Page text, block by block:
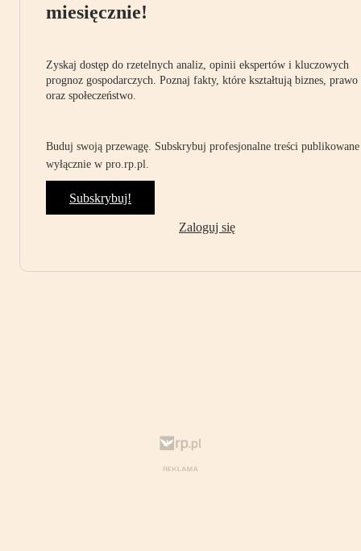
miesięcznie!
Zyskaj dostęp do rzetelnych analiz, opinii ekspertów i kluczowych
prognoz gospodarczych. Poznaj fakty, które kształtują biznes, prawo
oraz społeczeństwo.
Buduj swoją przewagę. Subskrybuj profesjonalne treści publikowane
wyłącznie w pro.rp.pl.
Subskrybuj!
Zaloguj się